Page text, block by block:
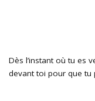
Dès l’instant où tu es
devant toi pour que tu